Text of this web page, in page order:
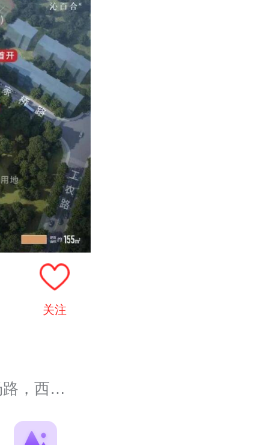
关注
北至董...